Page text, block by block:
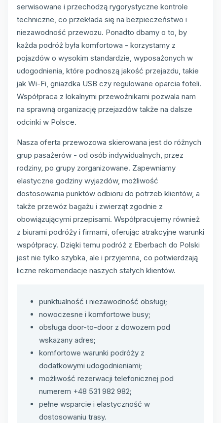
serwisowane i przechodzą rygorystyczne kontrole
techniczne, co przekłada się na bezpieczeństwo i
niezawodność przewozu. Ponadto dbamy o to, by
każda podróż była komfortowa - korzystamy z
pojazdów o wysokim standardzie, wyposażonych w
udogodnienia, które podnoszą jakość przejazdu, takie
jak Wi-Fi, gniazdka USB czy regulowane oparcia foteli.
Współpraca z lokalnymi przewoźnikami pozwala nam
na sprawną organizację przejazdów także na dalsze
odcinki w Polsce.
Nasza oferta przewozowa skierowana jest do różnych
grup pasażerów - od osób indywidualnych, przez
rodziny, po grupy zorganizowane. Zapewniamy
elastyczne godziny wyjazdów, możliwość
dostosowania punktów odbioru do potrzeb klientów, a
także przewóz bagażu i zwierząt zgodnie z
obowiązującymi przepisami. Współpracujemy również
z biurami podróży i firmami, oferując atrakcyjne warunki
współpracy. Dzięki temu podróż z Eberbach do Polski
jest nie tylko szybka, ale i przyjemna, co potwierdzają
liczne rekomendacje naszych stałych klientów.
punktualność i niezawodność obsługi;
nowoczesne i komfortowe busy;
obsługa door-to-door z dowozem pod
wskazany adres;
komfortowe warunki podróży z
dodatkowymi udogodnieniami;
możliwość rezerwacji telefonicznej pod
numerem +48 531 982 982;
pełne wsparcie i elastyczność w
dostosowaniu trasy.